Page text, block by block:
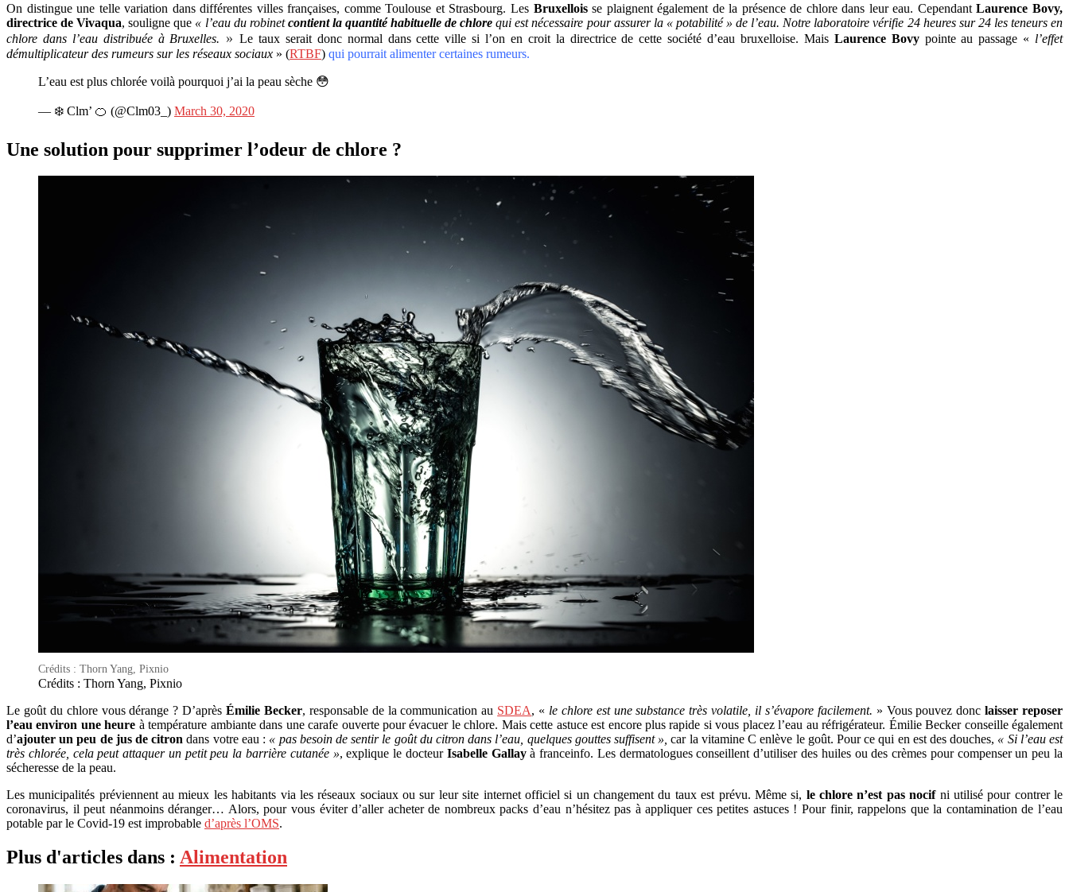
On distingue une telle variation dans différentes villes françaises, comme Toulouse et Strasbourg. Les Bruxelloisse plaignent également de la présence de chlore dans leur eau. CependantLaurence Bovy,
directrice de Vivaqua, souligne que « l’eau du robinetcontient la quantité habituelle de chlore qui est nécessaire pour assurer la « potabilité » de l’eau. Notre laboratoire vérifie 24 heures sur 24 les teneurs en
chlore dans l’eau distribuée à Bruxelles. »Le taux serait donc normal dans cette ville si l’on en croit la directrice de cette société d’eau bruxelloise. Mais Laurence Bovypointe au passage « l’effet
démultiplicateur des rumeurs sur les réseaux sociaux » (RTBF) qui pourrait alimenter certaines rumeurs.
L’eau est plus chlorée voilà pourquoi j’ai la peau sèche 😳
— ❄️ Clm’ 🍊 (@Clm03_) March 30, 2020
Une solution pour supprimer l’odeur de chlore ?
Crédits : Thorn Yang, Pixnio
Crédits : Thorn Yang, Pixnio
Le goût du chlore vous dérange ? D’après Émilie Becker, responsable de la communication au SDEA, « le chlore est une substance très volatile, il s’évapore facilement. » Vous pouvez donclaisser reposer
l’eau environ une heure à température ambiante dans une carafe ouverte pour évacuer le chlore. Mais cette astuce est encore plus rapide si vous placez l’eau au réfrigérateur. Émilie Becker conseille également
d’ajouter un peu de jus de citron dans votre eau : « pas besoin de sentir le goût du citron dans l’eau, quelques gouttes suffisent », car la vitamine C enlève le goût. Pour ce qui en est des douches, « Si l’eau est
très chlorée, cela peut attaquer un petit peu la barrière cutanée », explique le docteur Isabelle Gallayà franceinfo. Les dermatologues conseillent d’utiliser des huiles ou des crèmes pour compenser un peu la
sécheresse de la peau.
Les municipalités préviennent au mieux les habitants via les réseaux sociaux ou sur leur site internet officiel si un changement du taux est prévu. Même si, le chlore n’est pas nocifni utilisé pour contrer le
coronavirus, il peut néanmoins déranger… Alors, pour vous éviter d’aller acheter de nombreux packs d’eau n’hésitez pas à appliquer ces petites astuces ! Pour finir, rappelons que la contamination de l’eau
potable par le Covid-19 est improbable d’après l’OMS.
Plus d'articles dans : Alimentation